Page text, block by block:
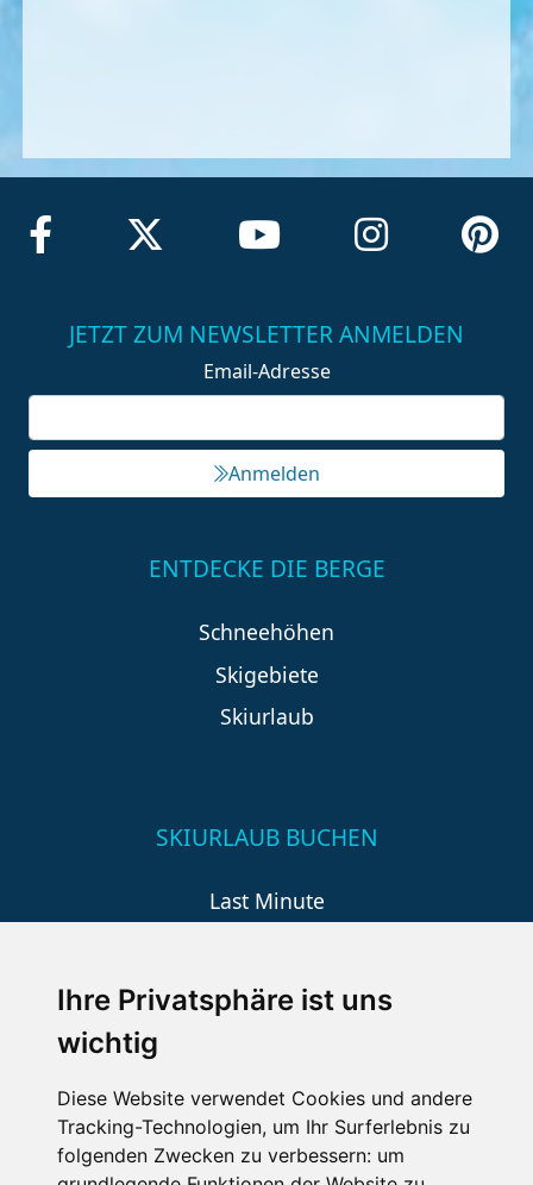
Ihre Privatsphäre ist uns
wichtig
Diese Website verwendet Cookies und andere
Tracking-Technologien, um Ihr Surferlebnis zu
folgenden Zwecken zu verbessern: um
JETZT ZUM NEWSLETTER ANMELDEN
Email-Adresse
Anmelden
ENTDECKE DIE BERGE
Schneehöhen
Skigebiete
Skiurlaub
SKIURLAUB BUCHEN
Last Minute
Wellness
SCHNEEHÖHEN SKI APP
Die Schneehoehen Ski APP für iOS und Android - Ein